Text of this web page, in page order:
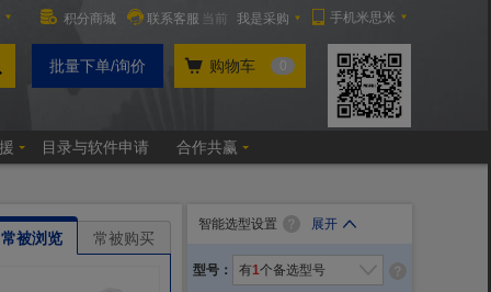
常被浏览 常被购买
智能选型设置 展开
型号： 有1个备选型号